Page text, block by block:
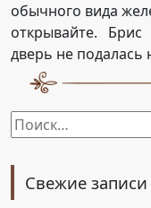
обычного вида
открывайте.
дверь не
Найти:
Свежие записи